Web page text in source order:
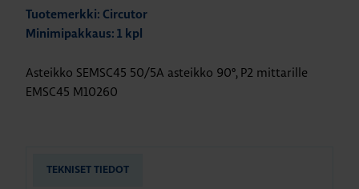
Tuotemerkki: Circutor
Minimipakkaus: 1 kpl
Asteikko SEMSC45 50/5A asteikko 90º, P2 mittarille
EMSC45 M10260
TEKNISET TIEDOT